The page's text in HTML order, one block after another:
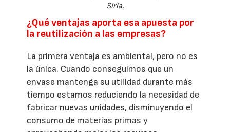
Siria.
¿Qué ventajas aporta esa apuesta por
la reutilización a las empresas?
La primera ventaja es ambiental, pero no es
la única. Cuando conseguimos que un
envase mantenga su utilidad durante más
tiempo estamos reduciendo la necesidad de
fabricar nuevas unidades, disminuyendo el
consumo de materias primas y